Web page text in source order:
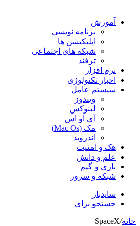
آموزش
برنامه نویسی
اپلیکیشن ها
شبکه های اجتماعی
ترفند
نرم افزار
اخبار تکنولوژی
سیستم عامل
ویندوز
لینوکس
آی او اس
مک (Mac Os)
اندروید
هک و امنیت
علم و دانش
بازی و گیم
شبکه و سرور
سایدبار
جستجو برای
خانه/
SpaceX